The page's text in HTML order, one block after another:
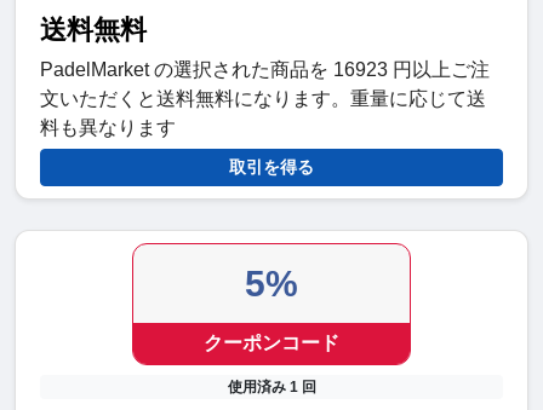
送料無料
PadelMarket の選択された商品を 16923 円以上ご注
文いただくと送料無料になります。重量に応じて送
料も異なります
取引を得る
5%
クーポンコード
使用済み 1 回